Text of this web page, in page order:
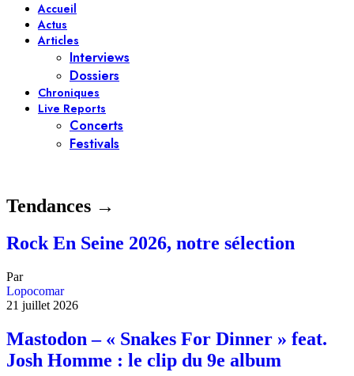
Accueil
Actus
Articles
Interviews
Dossiers
Chroniques
Live Reports
Concerts
Festivals
Tendances →
Rock En Seine 2026, notre sélection
Par
Lopocomar
21 juillet 2026
Mastodon – « Snakes For Dinner » feat.
Josh Homme : le clip du 9e album